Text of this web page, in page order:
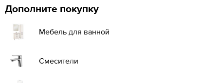
Дополните покупку
Мебель для ванной
Смесители